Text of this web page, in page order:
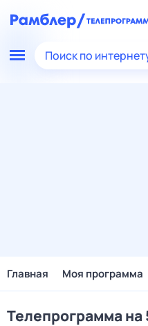
Поиск по
Главная Моя программа
Телепрограмма на